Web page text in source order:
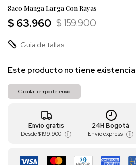
Saco Manga Larga Con Rayas
$ 63.960 $ 159.900
Guia de tallas
Este producto no tiene
Calcular tiempo de envío
Envío gratis
Desde $ 199.900 i
24H Bogotá
Envío express i